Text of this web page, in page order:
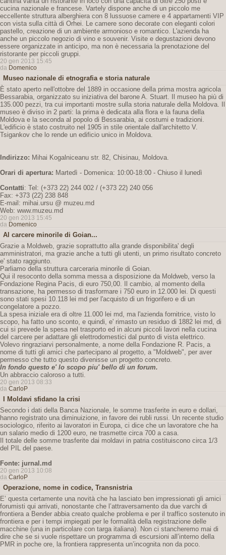
cucina nazionale e francese. Vartely dispone anche di un piccolo me
eccellente struttura alberghiera con 8 lussuose camere e 4 appartamenti VIP
con vista sulla città di Orhei. Le camere sono decorate con eleganti colori
pastello, creazione di un ambiente armonioso e romantico. L'azienda ha
anche un piccolo negozio di vino e souvenir. Visite e degustazioni devono
essere organizzate in anticipo, ma non è necessaria la prenotazione del
ristorante per piccoli gruppi.
20 gen 2013 15:45
da Domenico
Museo nazionale di etnografia e storia naturale
È stato aperto nell'ottobre del 1889 in occasione della prima mostra agricola
Bessarabia, organizzato su iniziativa del barone A. Stuart. Il museo ha più di
135.000 pezzi, tra cui importanti mostre sulla storia naturale della Moldova. Il
museo è diviso in 2 parti: la prima è dedicata alla flora e la fauna della
Moldova e la seconda al popolo di Bessarabia, ai costumi e tradizioni.
L'edificio è stato costruito nel 1905 in stile orientale dall'architetto V.
Tsigankov che lo rende un edificio unico in Moldova.
Indirizzo: Mihai Kogalniceanu str. 82, Chisinau, Moldova.
Orari di apertura: Martedì - Domenica: 10:00-18:00 - Chiuso il lunedì
Contatti: Tel: (+373 22) 244 002 / (+373 22) 240 056
Fax: +373 (22) 238 848
E-mail: mihai.ursu @ muzeu.md
Web: www.muzeu.md
20 gen 2013 15:45
da Domenico
Al carcere minorile di Goian...
Grazie a Moldweb, grazie soprattutto alla grande disponibilita' degli
amministratori, ma grazie anche a tutti gli utenti, un primo risultato concreto
e' stato raggiunto.
Parliamo della struttura carceraria minorile di Goian.
Qui il resoconto della somma messa a disposizione da Moldweb, verso la
Fondazione Regina Pacis, di euro 750,00. Il cambio, al momento della
transazione, ha permesso di trasformare i 750 euro in 12.000 lei. Di questi
sono stati spesi 10.118 lei md per l'acquisto di un frigorifero e di un
congelatore a pozzo.
La spesa iniziale era di oltre 11.000 lei md, ma l'azienda fornitrice, visto lo
scopo, ha fatto uno sconto, e quindi, e' rimasto un residuo di 1882 lei md, di
cui si prevede la spesa nel trasporto ed in alcuni piccoli lavori nella cucina
del carcere per adattare gli elettrodomestici dal punto di vista elettrico.
Volevo ringraziarvi personalmente, a nome della Fondazione R. Pacis, a
nome di tutti gli amici che partecipano al progetto, a "Moldweb", per aver
permesso che tutto questo divenisse un progetto concreto.
In fondo questo e' lo scopo piu' bello di un forum.
Un abbraccio caloroso a tutti.
20 gen 2013 08:33
da CarloP
I Moldavi sfidano la crisi
Secondo i dati della Banca Nazionale, le somme trasferite in euro e dollari,
hanno registrato una diminuizione, in favore dei rubli russi. Un recente studio
sociologico, riferito ai lavoratori in Europa, ci dice che un lavoratore che ha
un salario medio di 1200 euro, ne trasmette circa 700 a casa.
Il totale delle somme trasferite dai moldavi in patria costituiscono circa 1/3
del PIL del paese.
Fonte: jurnal.md
20 gen 2013 10:08
da CarloP
Operazione, nome in codice, Transnistria
E’ questa certamente una novità che ha lasciato ben impressionati gli amici
forumisti qui arrivati, nonostante che l’attraversamento da due varchi di
frontiera a Bender abbia creato qualche problema e per il traffico sostenuto in
frontiera e per i tempi impiegati per le formalità della registrazione delle
macchine (una in particolare con targa italiana). Non ci stancheremo mai di
dire che se si vuole rispettare un programma di escursioni all’interno della
PMR in poche ore, la frontiera rappresenta un’incognita non da poco.